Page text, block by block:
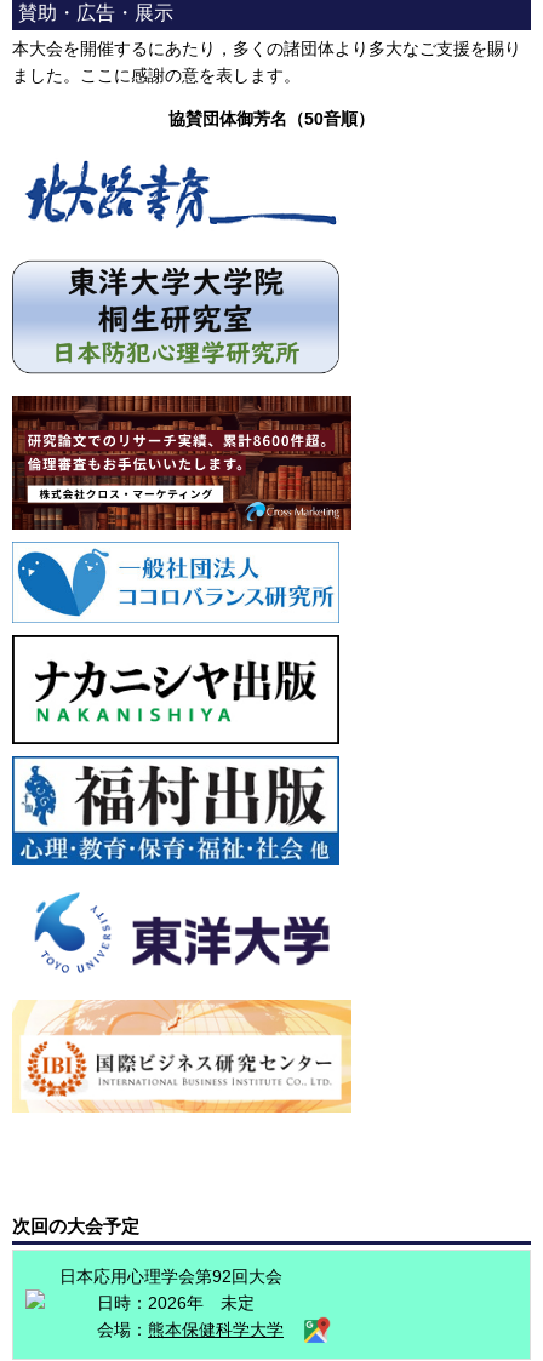
賛助・広告・展示
本大会を開催するにあたり，多くの諸団体より多大なご支援を賜り
ました。ここに感謝の意を表します。
協賛団体御芳名（50音順）
次回の大会予定
日本応用心理学会第92回大会
日時：2026年 未定
会場： 熊本保健科学大学